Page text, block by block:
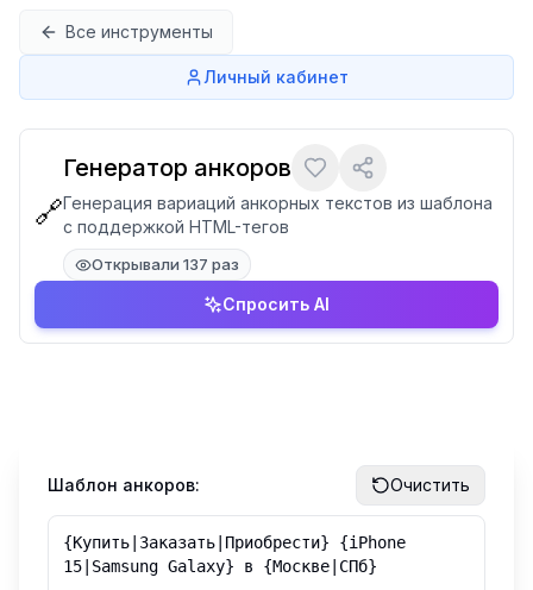
Все инструменты
Личный кабинет
🔗
Генератор анкоров
Генерация вариаций анкорных текстов из шаблона
с поддержкой HTML-тегов
Открывали 137 раз
Спросить AI
Шаблон анкоров: Очистить